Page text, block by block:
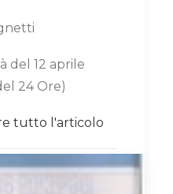
del 12 aprile
24 Ore)
tutto l'articolo